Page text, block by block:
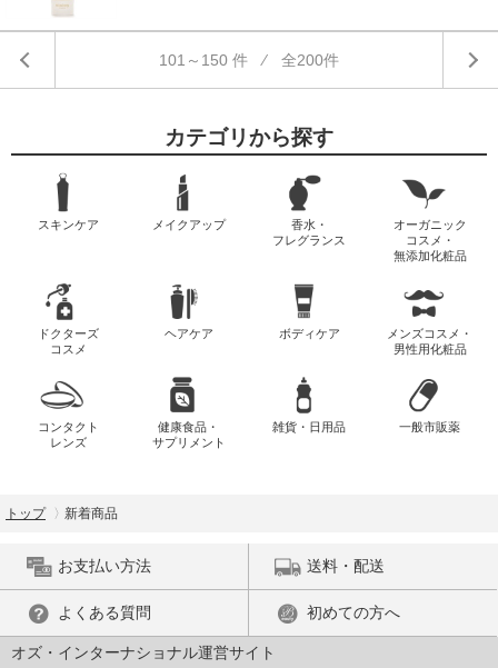
101～150 件 ⁄ 全200件
カテゴリから探す
スキンケア メイクアップ
香水・
フレグランス
オーガニック
コスメ・
無添加化粧品
ドクターズ
コスメ
ヘアケア ボディケア
メンズコスメ・
男性用化粧品
コンタクト
レンズ
健康食品・
サプリメント
雑貨・日用品 一般市販薬
トップ 新着商品
お支払い方法 送料・配送
よくある質問 初めての方へ
オズ・インターナショナル運営サイト